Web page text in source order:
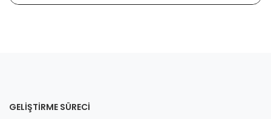
GELİŞTİRME SÜRECİ